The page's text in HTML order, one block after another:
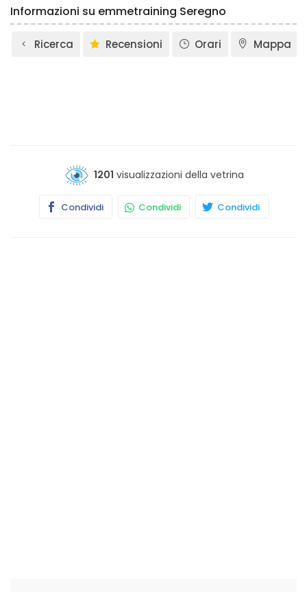
Informazioni su emmetraining Seregno
Ricerca Recensioni Orari Mappa
1201 visualizzazioni della vetrina
Condividi Condividi Condividi